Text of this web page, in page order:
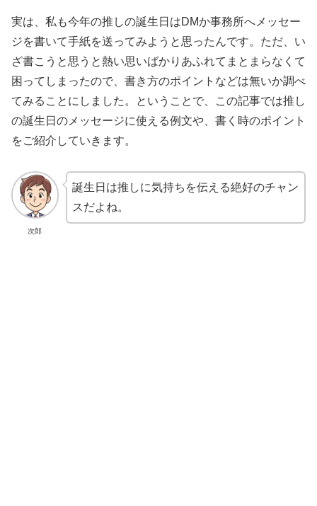
実は、私も今年の推しの誕生日はDMか事務所へメッセー
ジを書いて手紙を送ってみようと思ったんです。ただ、い
ざ書こうと思うと熱い思いばかりあふれてまとまらなくて
困ってしまったので、書き方のポイントなどは無いか調べ
てみることにしました。ということで、この記事では推し
の誕生日のメッセージに使える例文や、書く時のポイント
をご紹介していきます。
次郎
誕生日は推しに気持ちを伝える絶好のチャン
スだよね。